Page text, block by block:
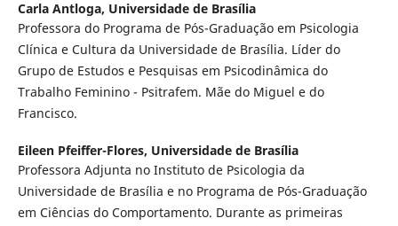
Carla Antloga, Universidade de Brasília
Professora do Programa de Pós-Graduação em Psicologia
Clínica e Cultura da Universidade de Brasília. Líder do
Grupo de Estudos e Pesquisas em Psicodinâmica do
Trabalho Feminino - Psitrafem. Mãe do Miguel e do
Francisco.
Eileen Pfeiffer-Flores, Universidade de Brasília
Professora Adjunta no Instituto de Psicologia da
Universidade de Brasília e no Programa de Pós-Graduação
em Ciências do Comportamento. Durante as primeiras